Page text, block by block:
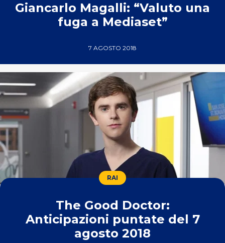
Giancarlo Magalli: “Valuto una
fuga a Mediaset”
7 AGOSTO 2018
RAI
The Good Doctor:
Anticipazioni puntate del 7
agosto 2018